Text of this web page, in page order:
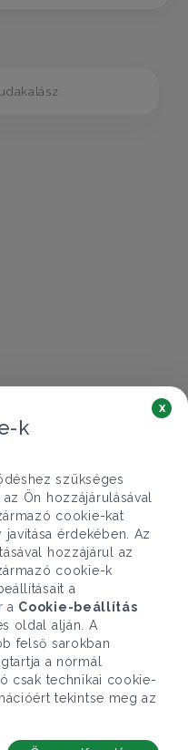
k
szükséges
Ön hozzájárulásával
cookie-kat
érdekében. Az
hozzájárul az
cookie-k
a
a Cookie-beállítás
oldal alján. A
felső sarokban
a normál
csak technikai cookie-
tekintse meg az
x